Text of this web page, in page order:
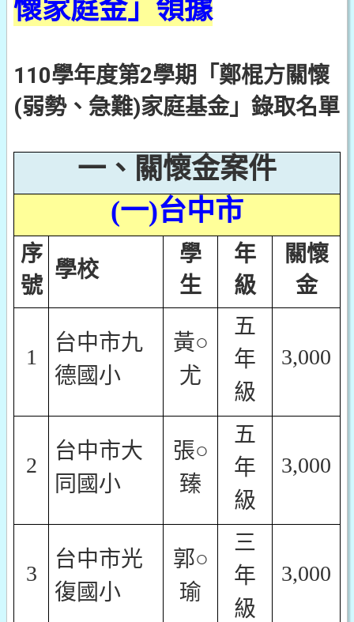
懷家庭金」領據
110學年度第2學期「鄭棍方關懷
(弱勢、急難)家庭基金」錄取名單
一、關懷金案件
(一)台中市
序
號
學校
學
生
年
級
關懷
金
1
台中市九
德國小
黃○
尤
五
年
級
3,000
2
台中市大
同國小
張○
臻
五
年
級
3,000
3
台中市光
復國小
郭○
瑜
三
年
級
3,000